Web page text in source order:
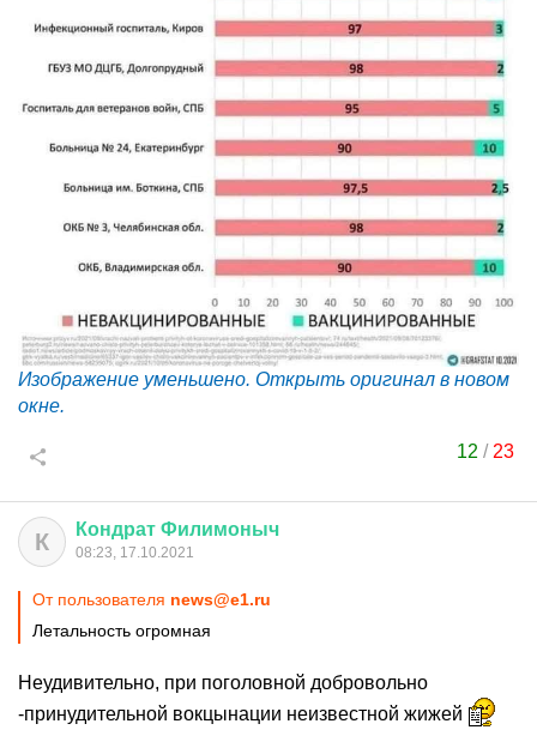
Изображение уменьшено. Открыть оригинал в новом
окне.
12 / 23
К Кондрат Филимоныч
08:23, 17.10.2021
От пользователя news@e1.ru
Летальность огромная
Неудивительно, при поголовной добровольно
-принудительной вокцынации неизвестной жижей